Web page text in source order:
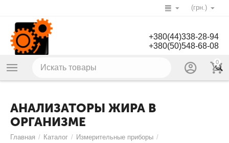
(грн.)
+380(44)338-28-94
+380(50)548-68-08
0
АНАЛИЗАТОРЫ ЖИРА В
ОРГАНИЗМЕ
Главная / Каталог / Измерительные приборы /